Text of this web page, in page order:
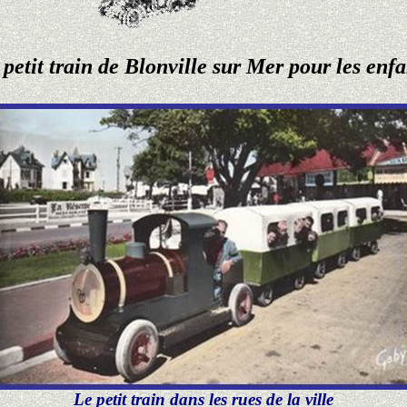
train de Blonville sur Mer pour les
Le petit train dans les rues de la ville